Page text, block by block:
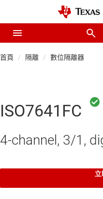
首頁 隔離 數位隔離器
ISO7641FC
4-channel, 3/1,
立